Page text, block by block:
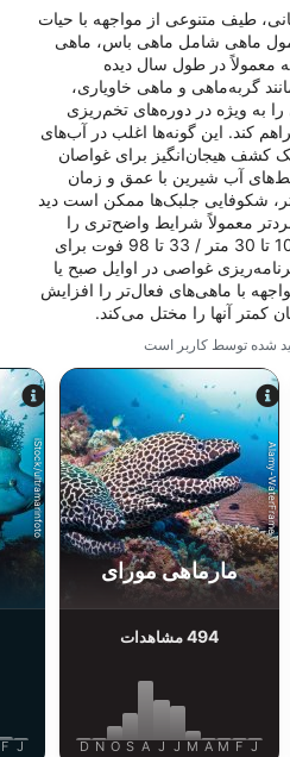
طیف متنوعی از مواجهه با حیات
ماهی شامل ماهی باس، ماهی
در طول سال دیده
گربه‌ماهی و ماهی خاویاری،
به ویژه در دوره‌های تخم‌ریزی
کند. این گونه‌ها اغلب در آب‌های
کشف هیجان‌انگیز برای غواصان
آب شیرین با عمق و زمان
شکوفایی جلبک‌ها ممکن است دید
معمولاً شرایط واضح‌تری را
ارائه می‌دهند. اعماق غواصی حدود 10 تا 30 متر / 33 تا 98 فوت برای
غواصی در اوایل صبح یا
با ماهی‌های فعال‌تر را افزایش
کمتر آنها را مختل می‌کند.
شده توسط کاربر است
Alamy-WaterFrame
مارماهی مورای
494مشاهدات
J
F
M
A
M
J
J
A
S
O
N
D
iStock/ultramarinfoto
J
F
Measure content performance
Understand audiences
combinations of data from
Develop and improve services
Use limited data to select
IAB Special Features:
Use precise geolocation data
Identify devices based on
actively requested
Necessary
Performance
Functional
Advertising